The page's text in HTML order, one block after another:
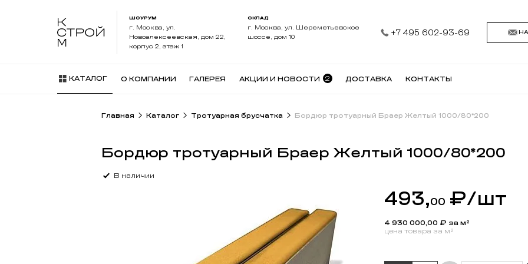
ШОУРУМ
г. Москва, ул.
Новоалексеевская, дом 22,
корпус 2, этаж 1
СКЛАД
г. Москва, ул. Шереметьевское
шоссе, дом 10
+7 495 602-93-69
КАТАЛОГ О КОМПАНИИ ГАЛЕРЕЯ АКЦИИ И НОВОСТИ 2 ДОСТАВКА КОНТАКТЫ
Главная Каталог Тротуарная брусчатка Бордюр тротуарный Браер Желтый 1000/80*200
Бордюр тротуарный Браер Желтый 1000/80*200
В наличии
493,00 ₽/шт
4 930 000,00 ₽ за м²
цена товара за м²